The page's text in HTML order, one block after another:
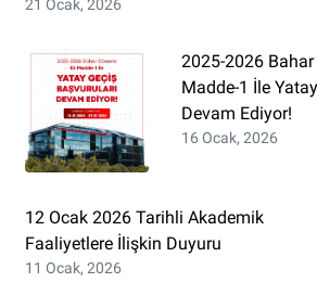
21 Ocak, 2026
2025-2026
Madde-1 İle
Devam Ediyor!
16 Ocak, 2026
12 Ocak 2026 Tarihli Akademik
Faaliyetlere İlişkin Duyuru
11 Ocak, 2026